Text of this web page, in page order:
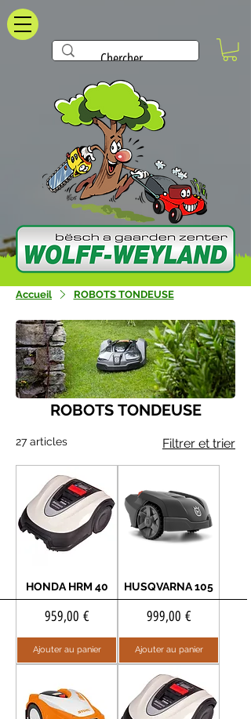
Accueil ROBOTS TONDEUSE
ROBOTS TONDEUSE
27 articles Filtrer et trier
HONDA HRM 40
Prix
959,00 €
Ajouter au panier
HUSQVARNA 105
Prix
999,00 €
Ajouter au panier